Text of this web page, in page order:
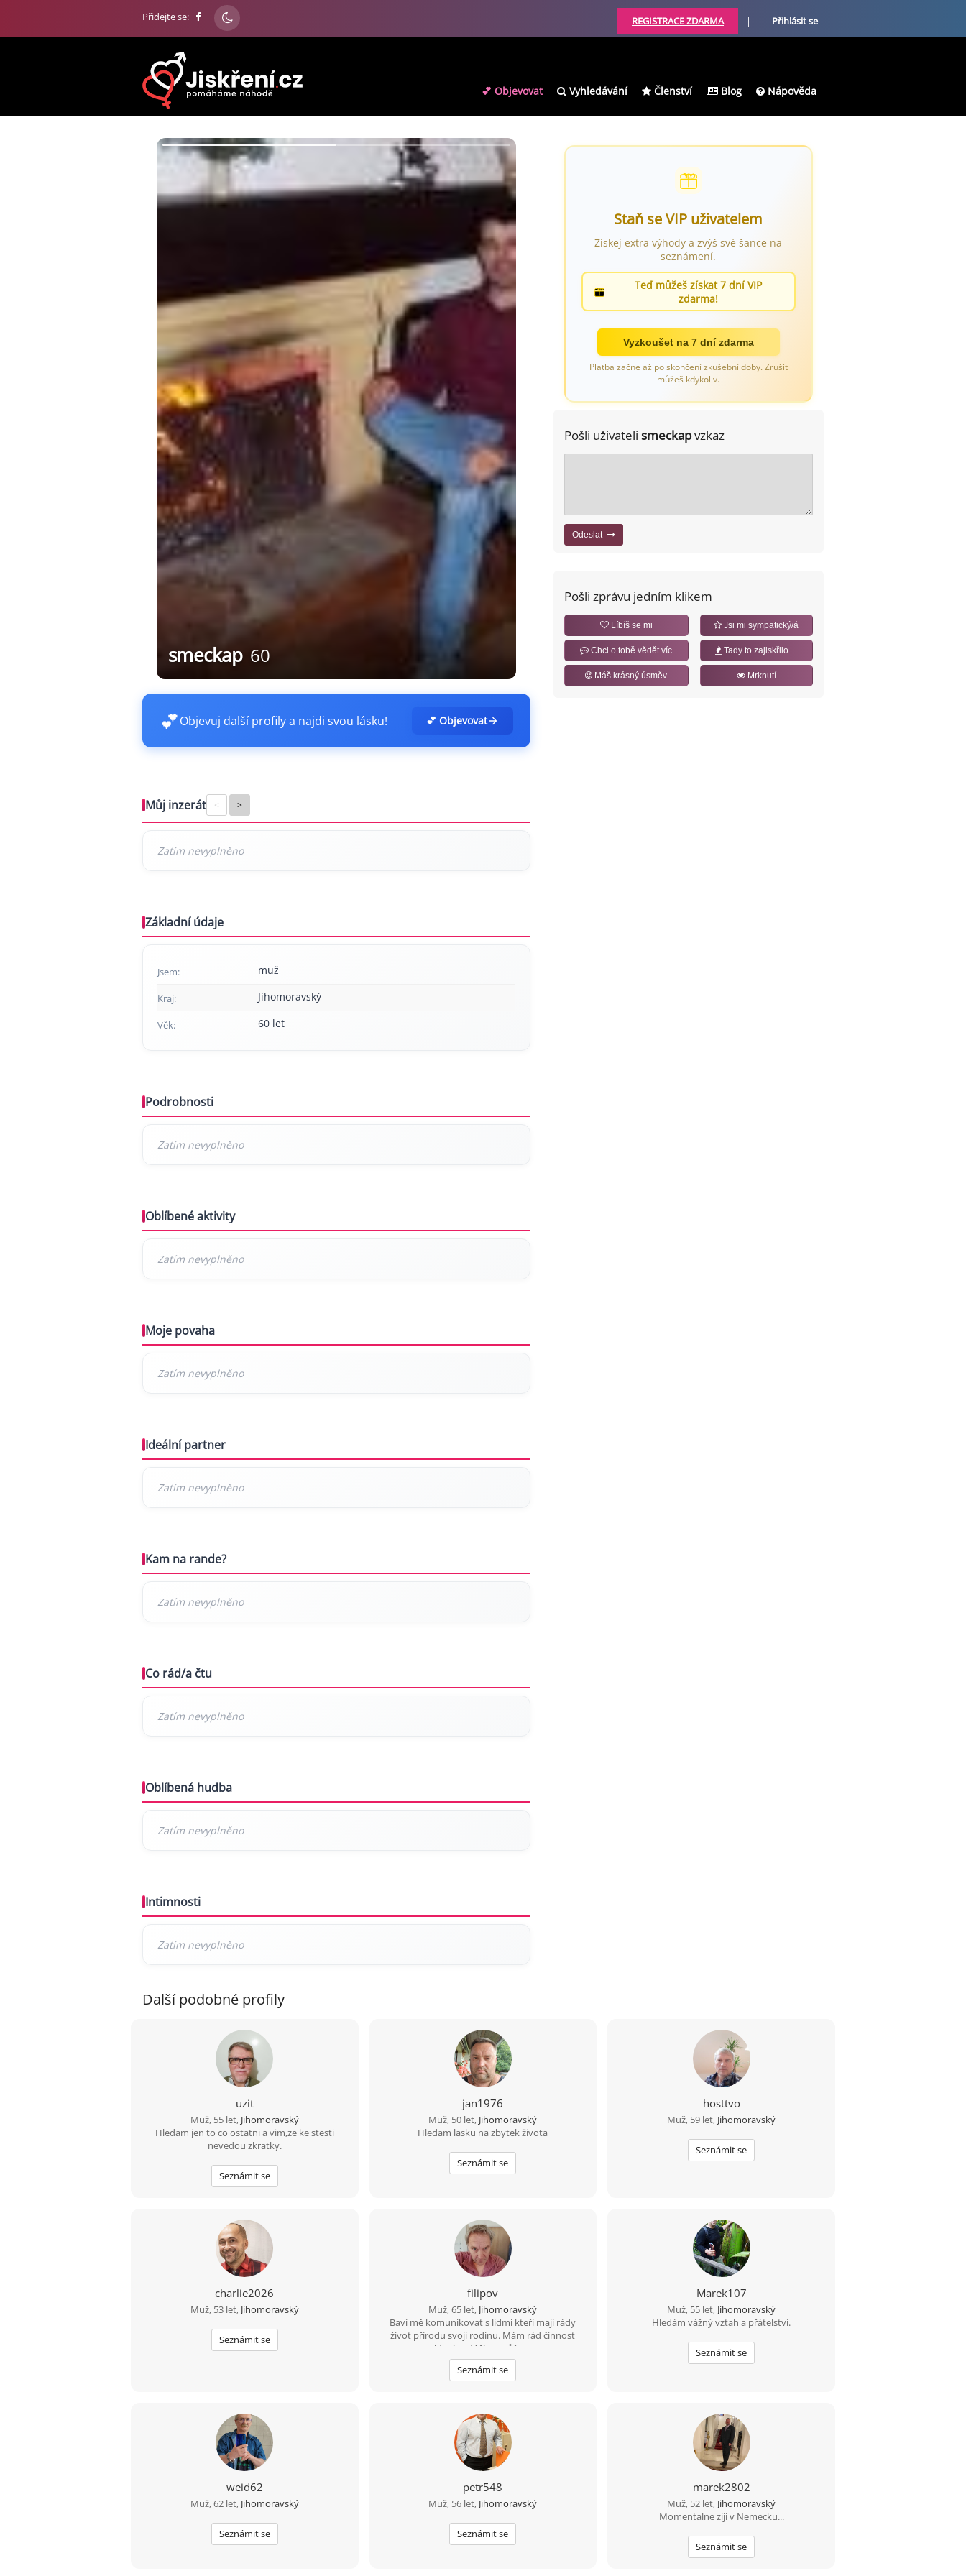
Přidejte se: REGISTRACE ZDARMA | Přihlásit se
💕 Objevovat Vyhledávání Členství Blog Nápověda
smeckap 60
💕Objevuj další profily a najdi svou lásku! 💕 Objevovat
Můj inzerát < >
Základní údaje
Jsem: muž
Kraj: Jihomoravský
Věk: 60 let
Podrobnosti
Oblíbené aktivity
Moje povaha
Ideální partner
Kam na rande?
Co rád/a čtu
Oblíbená hudba
Intimnosti
Staň se VIP uživatelem
Získej extra výhody a zvýš své šance na
seznámení.
Teď můžeš získat 7 dní VIP
zdarma!
Vyzkoušet na 7 dní zdarma
Platba začne až po skončení zkušební doby. Zrušit
můžeš kdykoliv.
Pošli uživateli smeckapvzkaz
Odeslat
Pošli zprávu jedním klikem
Líbíš se mi Jsi mi sympatický/á
Chci o tobě vědět víc Tady to zajiskřilo ...
Máš krásný úsměv Mrknutí
Další podobné profily
uzit
Muž, 55 let, Jihomoravský
Hledam jen to co ostatni a vim,ze ke stesti
nevedou zkratky.
Seznámit se
jan1976
Muž, 50 let, Jihomoravský
Hledam lasku na zbytek života
Seznámit se
hosttvo
Muž, 59 let, Jihomoravský
Seznámit se
charlie2026
Muž, 53 let, Jihomoravský
Seznámit se
filipov
Muž, 65 let, Jihomoravský
Baví mě komunikovat s lidmi kteří mají rády
život přírodu svoji rodinu. Mám rád činnost
která potěší pomůže....
Seznámit se
Marek107
Muž, 55 let, Jihomoravský
Hledám vážný vztah a přátelství.
Seznámit se
weid62
Muž, 62 let, Jihomoravský
Seznámit se
petr548
Muž, 56 let, Jihomoravský
Seznámit se
marek2802
Muž, 52 let, Jihomoravský
Momentalne ziji v Nemecku...
Seznámit se